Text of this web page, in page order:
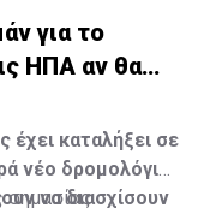
για το
ΗΠΑ αν θα
έχει καταλήξει σε
νέο δρομολόγιο
να διασχίσουν
σημασίας